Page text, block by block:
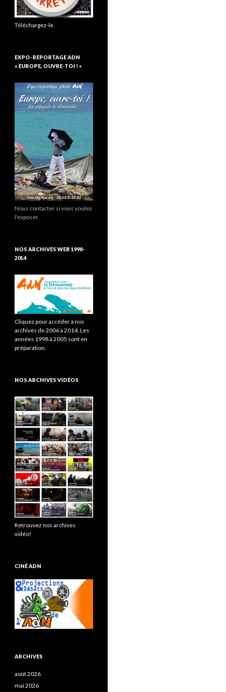
Téléchargez-le.
EXPO-REPORTAGE ADN
« EUROPE, OUVRE-TOI ! »
Nous contacter si vous voulez
l'exposer.
NOS ARCHIVES WEB 1998-
2014
Cliquez pour accéder à nos
archives de 2006 à 2014. Les
années 1998 à 2005 sont en
préparation.
NOS ARCHIVES VIDÉOS
Retrouvez nos archives
vidéo!
CINÉ ADN
ARCHIVES
août 2026
mai 2026